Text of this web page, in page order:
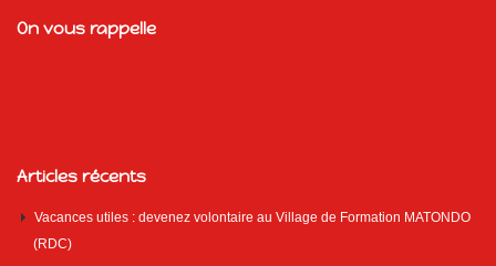
On vous rappelle
Articles récents
Vacances utiles : devenez volontaire au Village de Formation MATONDO
(RDC)